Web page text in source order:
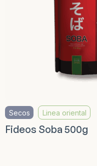
Secos Linea oriental
Fideos Soba 500g